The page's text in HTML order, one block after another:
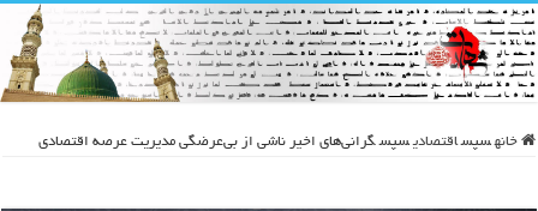
خانه سپس اقتصادی سپس گرانی‌های اخیر ناشی از بی‌عرضگی مدیریت عرصه اقتصادی